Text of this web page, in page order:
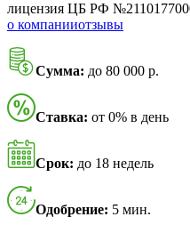
лицензия ЦБ РФ
о компанииотзывы
Сумма: до 80 000 р.
Ставка: от 0% в день
Срок: до 18 недель
Одобрение: 5 мин.